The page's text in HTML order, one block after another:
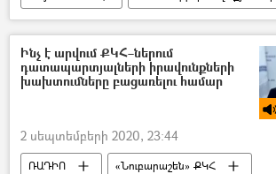
ՀՀ Ոստիկանություն
Ձերբակալություն
միջադեպ
ֆուտբոլիստ
Ինչ է արվում ՔԿՀ–ներում
դատապարտյալների իրավունքների
խախտումները բացառելու համար
2 սեպտեմբերի 2020, 23:44
ՌԱԴԻՈ
«Նուբարաշեն» ՔԿՀ